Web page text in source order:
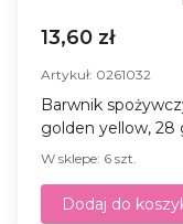
13,60 zł
Artykuł: 0261032
Barwnik
golden yellow, 28
W sklepe: 6 szt.
Dodaj do